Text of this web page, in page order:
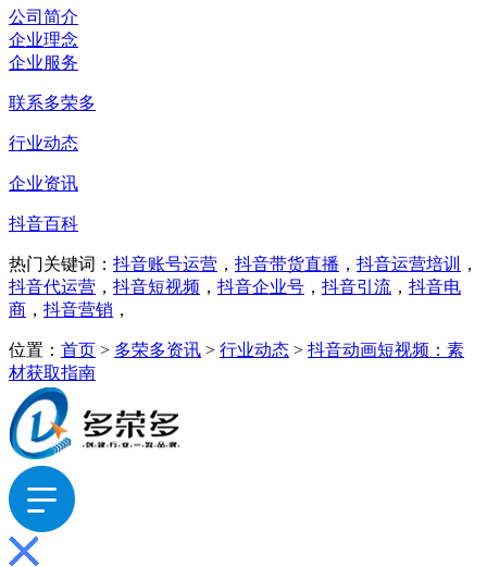
公司简介
企业理念
企业服务
联系多荣多
行业动态
企业资讯
抖音百科
热门关键词： 抖音账号运营 ， 抖音带货直播 ， 抖音运营培训
，
抖音代运营 ， 抖音短视频 ， 抖音企业号 ， 抖音引流 ， 抖音电
商 ， 抖音营销 ，
位置： 首页 > 多荣多资讯 > 行业动态 > 抖音动画短视频：素
材获取指南